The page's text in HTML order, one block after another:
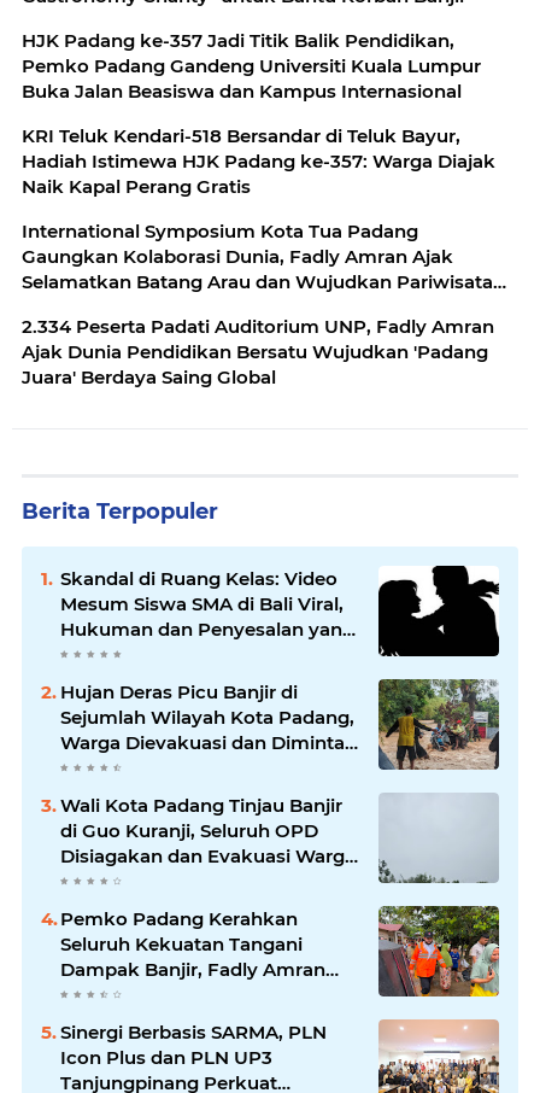
HJK Padang ke-357 Jadi Titik Balik Pendidikan,
Pemko Padang Gandeng Universiti Kuala Lumpur
Buka Jalan Beasiswa dan Kampus Internasional
KRI Teluk Kendari-518 Bersandar di Teluk Bayur,
Hadiah Istimewa HJK Padang ke-357: Warga Diajak
Naik Kapal Perang Gratis
International Symposium Kota Tua Padang
Gaungkan Kolaborasi Dunia, Fadly Amran Ajak
Selamatkan Batang Arau dan Wujudkan Pariwisata
2.334 Peserta Padati Auditorium UNP, Fadly Amran
Ajak Dunia Pendidikan Bersatu Wujudkan 'Padang
Juara' Berdaya Saing Global
Berita Terpopuler
Skandal di Ruang Kelas: Video
Mesum Siswa SMA di Bali Viral,
Hukuman dan Penyesalan yang
Mengikuti
Hujan Deras Picu Banjir di
Sejumlah Wilayah Kota Padang,
Warga Dievakuasi dan Diminta
Waspada Banjir Susulan
Wali Kota Padang Tinjau Banjir
di Guo Kuranji, Seluruh OPD
Disiagakan dan Evakuasi Warga
Dipercepat
Pemko Padang Kerahkan
Seluruh Kekuatan Tangani
Dampak Banjir, Fadly Amran
Desak Percepatan Proyek
Pengendalian Bencana
Sinergi Berbasis SARMA, PLN
Icon Plus dan PLN UP3
Tanjungpinang Perkuat